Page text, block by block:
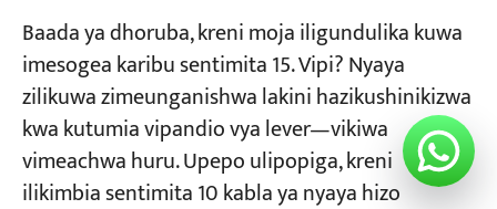
Baada ya dhoruba, kreni moja iligundulika kuwa
imesogea karibu sentimita 15. Vipi? Nyaya
zilikuwa zimeunganishwa lakini hazikushinikizwa
kwa kutumia vipandio vya lever—vikiwa
vimeachwa huru. Upepo ulipopiga, kreni
ilikimbia sentimita 10 kabla ya nyaya hizo